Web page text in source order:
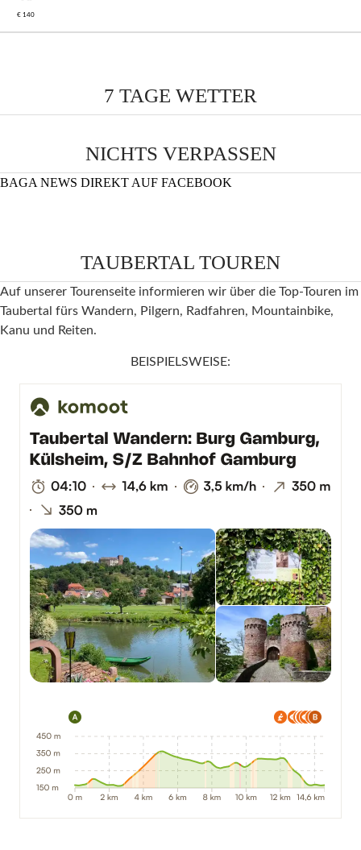
€ 140
7 TAGE WETTER
NICHTS VERPASSEN
BAGA NEWS DIREKT AUF FACEBOOK
TAUBERTAL TOUREN
Auf unserer Tourenseite informieren wir über die Top-Touren im
Taubertal fürs Wandern, Pilgern, Radfahren, Mountainbike,
Kanu und Reiten.
BEISPIELSWEISE: